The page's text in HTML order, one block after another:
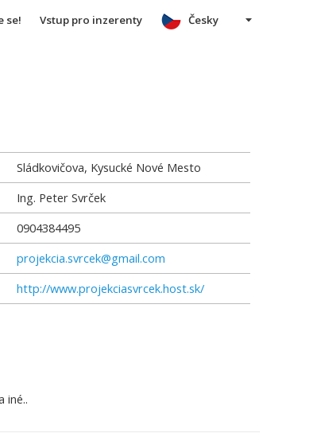
se! Vstup pro inzerenty Česky
Sládkovičova, Kysucké Nové Mesto
Ing. Peter Svrček
0904384495
projekcia.svrcek@gmail.com
http://www.projekciasvrcek.host.sk/
iné..